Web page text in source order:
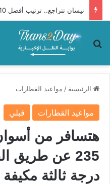
بحث عن
الرئيسية / مواعيد القطارات
مواعيد القطارات قبلي
هتسافر من
235 عن طريق
درجة ثالثة مكيفة